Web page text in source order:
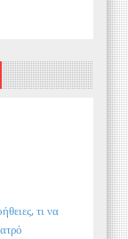
τι να